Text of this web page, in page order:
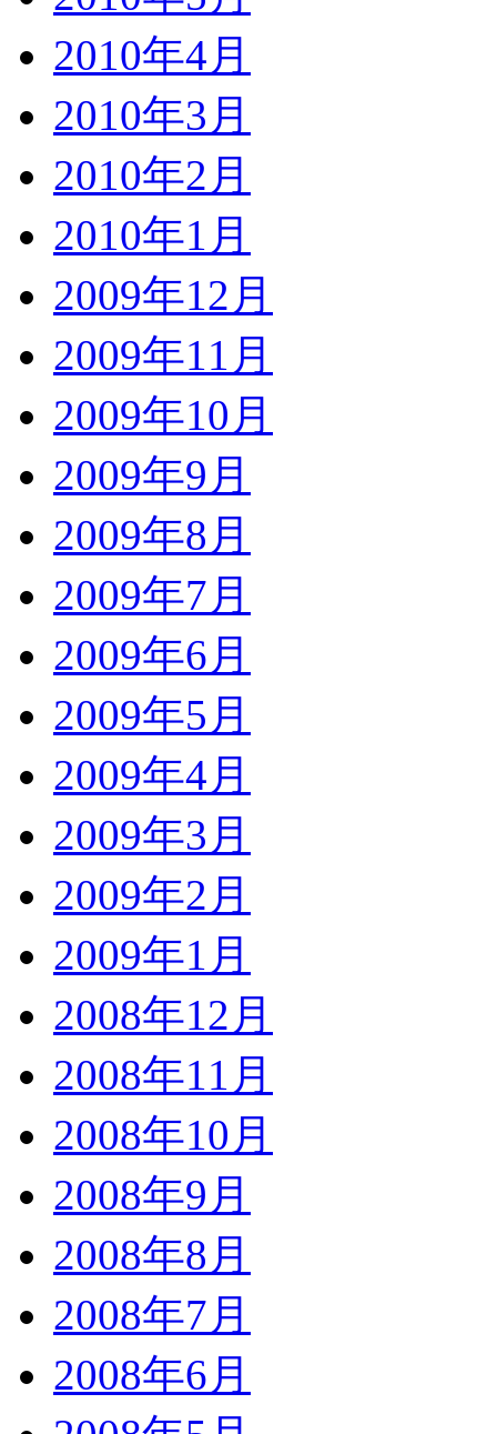
2010年4月
2010年3月
2010年2月
2010年1月
2009年12月
2009年11月
2009年10月
2009年9月
2009年8月
2009年7月
2009年6月
2009年5月
2009年4月
2009年3月
2009年2月
2009年1月
2008年12月
2008年11月
2008年10月
2008年9月
2008年8月
2008年7月
2008年6月